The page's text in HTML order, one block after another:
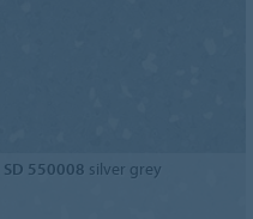
SD 550008 silver grey